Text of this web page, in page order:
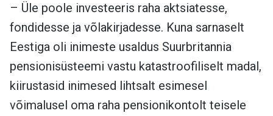
– Üle poole investeeris raha aktsiatesse,
fondidesse ja võlakirjadesse. Kuna sarnaselt
Eestiga oli inimeste usaldus Suurbritannia
pensionisüsteemi vastu katastroofiliselt madal,
kiirustasid inimesed lihtsalt esimesel
võimalusel oma raha pensionikontolt teisele